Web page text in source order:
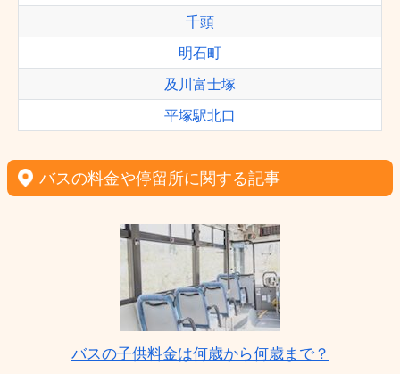
千頭
明石町
及川富士塚
平塚駅北口
バスの料金や停留所に関する記事
バスの子供料金は何歳から何歳まで？